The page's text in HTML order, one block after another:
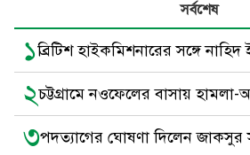
সর্বশেষ
১ব্রিটিশ হাইকমিশনারের সঙ্গে
২চট্টগ্রামে নওফেলের বাসায় হামলা-
৩পদত্যাগের ঘোষণা দিলেন জাকসুর